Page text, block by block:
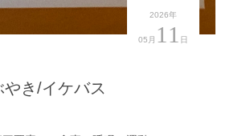
2026年
05月 11 日
き/イケバス